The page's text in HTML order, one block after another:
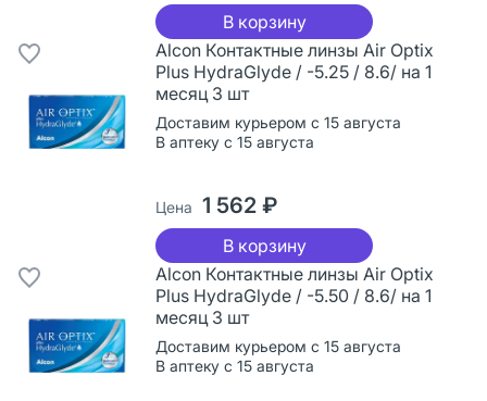
В корзину
Alcon Контактные линзы Air Optix
Plus HydraGlyde / -5.25 / 8.6/ на 1
месяц 3 шт
Доставим курьером с 15 августа
В аптеку с 15 августа
Цена 1 562 ₽
В корзину
Alcon Контактные линзы Air Optix
Plus HydraGlyde / -5.50 / 8.6/ на 1
месяц 3 шт
Доставим курьером с 15 августа
В аптеку с 15 августа